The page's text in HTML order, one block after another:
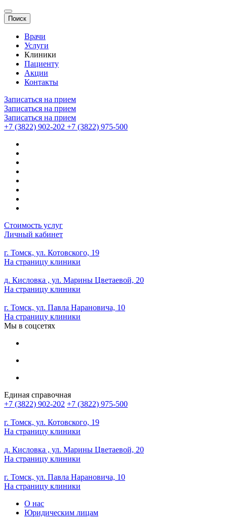
Поиск
Врачи
Услуги
Клиники
Пациенту
Акции
Контакты
Записаться на прием
Записаться на прием
Записаться на прием
+7 (3822) 902-202 +7 (3822) 975-500
Стоимость услуг
Личный кабинет
г. Томск, ул. Котовского, 19
На страницу клиники
д. Кисловка , ул. Марины Цветаевой, 20
На страницу клиники
г. Томск, ул. Павла Нарановича, 10
На страницу клиники
Мы в соцсетях
Единая справочная
+7 (3822) 902-202 +7 (3822) 975-500
г. Томск, ул. Котовского, 19
На страницу клиники
д. Кисловка , ул. Марины Цветаевой, 20
На страницу клиники
г. Томск, ул. Павла Нарановича, 10
На страницу клиники
О нас
Юридическим лицам